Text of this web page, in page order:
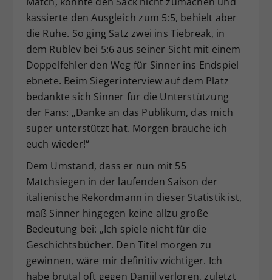
kassierte den Ausgleich zum 5:5, behielt aber
die Ruhe. So ging Satz zwei ins Tiebreak, in
dem Rublev bei 5:6 aus seiner Sicht mit einem
Doppelfehler den Weg für Sinner ins Endspiel
ebnete. Beim Siegerinterview auf dem Platz
bedankte sich Sinner für die Unterstützung
der Fans: „Danke an das Publikum, das mich
super unterstützt hat. Morgen brauche ich
euch wieder!“
Dem Umstand, dass er nun mit 55
Matchsiegen in der laufenden Saison der
italienische Rekordmann in dieser Statistik ist,
maß Sinner hingegen keine allzu große
Bedeutung bei: „Ich spiele nicht für die
Geschichtsbücher. Den Titel morgen zu
gewinnen, wäre mir definitiv wichtiger. Ich
habe brutal oft gegen Daniil verloren, zuletzt